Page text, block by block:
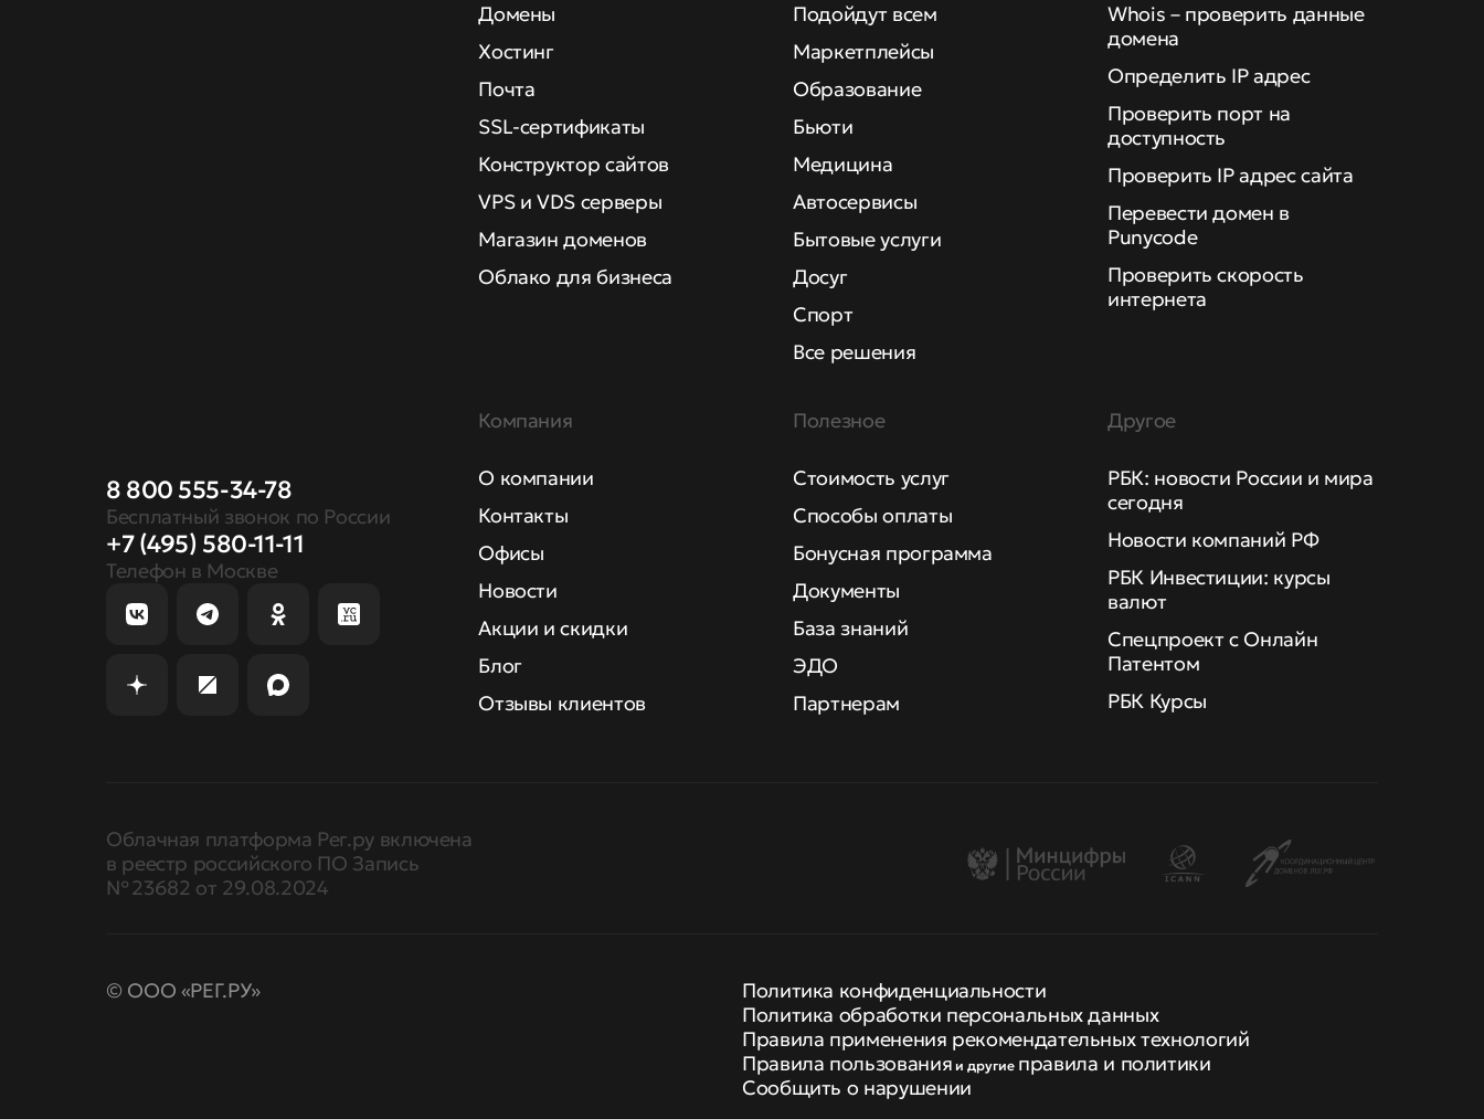
8 800 555-34-78
Бесплатный звонок по России
+7 (495) 580-11-11
Телефон в Москве
Домены
Хостинг
Почта
SSL-сертификаты
Конструктор сайтов
VPS и VDS серверы
Магазин доменов
Облако для бизнеса
Подойдут всем
Маркетплейсы
Образование
Бьюти
Медицина
Автосервисы
Бытовые услуги
Досуг
Спорт
Все решения
Whois – проверить данные
домена
Определить IP адрес
Проверить порт на
доступность
Проверить IP адрес сайта
Перевести домен в
Punycode
Проверить скорость
интернета
Компания
О компании
Контакты
Офисы
Новости
Акции и скидки
Блог
Отзывы клиентов
Полезное
Стоимость услуг
Способы оплаты
Бонусная программа
Документы
База знаний
ЭДО
Партнерам
Другое
РБК: новости России и мира
сегодня
Новости компаний РФ
РБК Инвестиции: курсы
валют
Спецпроект с Онлайн
Патентом
РБК Курсы
Облачная платформа Рег.ру включена
в реестр российского ПО Запись
№ 23682 от 29.08.2024
© ООО «РЕГ.РУ»
Политика конфиденциальности
Политика обработки персональных данных
Правила применения рекомендательных технологий
Правила пользования и другие правила и политики
Сообщить о нарушении